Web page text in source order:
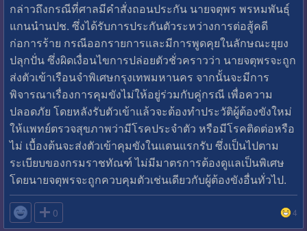
กล่าวถึงกรณีที่ศาลมีคำสั่งถอนประกัน นายจตุพร พรหมพันธุ์
แกนนำนปช. ซึ่งได้รับการประกันตัวระหว่างการต่อสู้คดี
ก่อการร้าย กรณีออกรายการและมีการพูดคุยในลักษณะยุยง
ปลุกปั่น ซึ่งผิดเงื่อนไขการปล่อยตัวชั่วคราวว่า นายจตุพรจะถูก
ส่งตัวเข้าเรือนจำพิเศษกรุงเทพมหานคร จากนั้นจะมีการ
พิจารณาเรื่องการคุมขังไม่ให้อยู่ร่วมกับคู่กรณี เพื่อความ
ปลอดภัย โดยหลังรับตัวเข้าแล้วจะต้องทำประวัติผู้ต้องขังใหม่
ให้แพทย์ตรวจสุขภาพว่ามีโรคประจำตัว หรือมีโรคติดต่อหรือ
ไม่ เบื้องต้นจะส่งตัวเข้าคุมขังในแดนแรกรับ ซึ่งเป็นไปตาม
ระเบียบของกรมราชทัณฑ์ ไม่มีมาตรการต้องดูแลเป็นพิเศษ
โดยนายจตุพรจะถูกควบคุมตัวเช่นเดียวกับผู้ต้องขังอื่นทั่วไป.
 0 4